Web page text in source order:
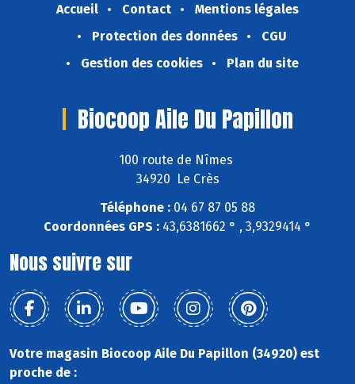
Accueil Contact
Mentions légales
Protection des données
CGU
Gestion des cookies
Plan du site
Biocoop Aile Du Papillon
100 route de Nîmes
34920 Le Crès
Téléphone : 04 67 87 05 88
Coordonnées GPS : 43,6381662 ° , 3,9329414 °
Nous suivre sur
Votre magasin Biocoop Aile Du Papillon (34920) est
proche de :